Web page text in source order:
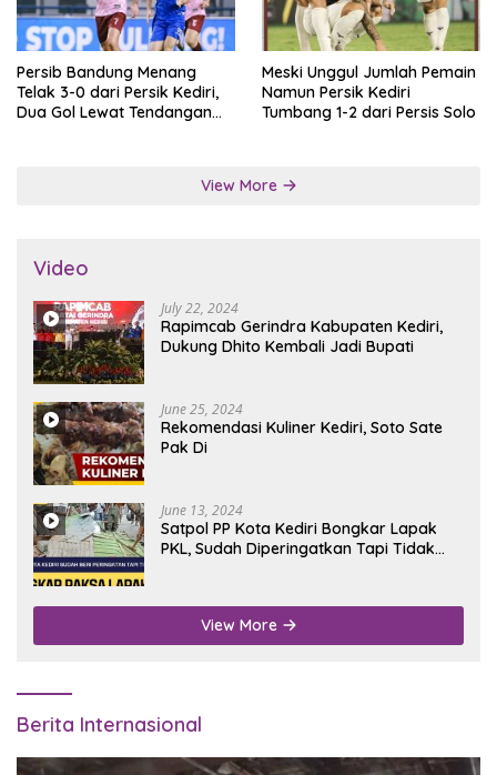
Persib Bandung Menang
Telak 3-0 dari Persik Kediri,
Dua Gol Lewat Tendangan
Meski Unggul Jumlah Pemain
Namun Persik Kediri
Tumbang 1-2 dari Persis Solo
View More
Video
July 22, 2024
Rapimcab Gerindra Kabupaten Kediri,
Dukung Dhito Kembali Jadi Bupati
June 25, 2024
Rekomendasi Kuliner Kediri, Soto Sate
Pak Di
June 13, 2024
Satpol PP Kota Kediri Bongkar Lapak
PKL, Sudah Diperingatkan Tapi Tidak
View More
Berita Internasional